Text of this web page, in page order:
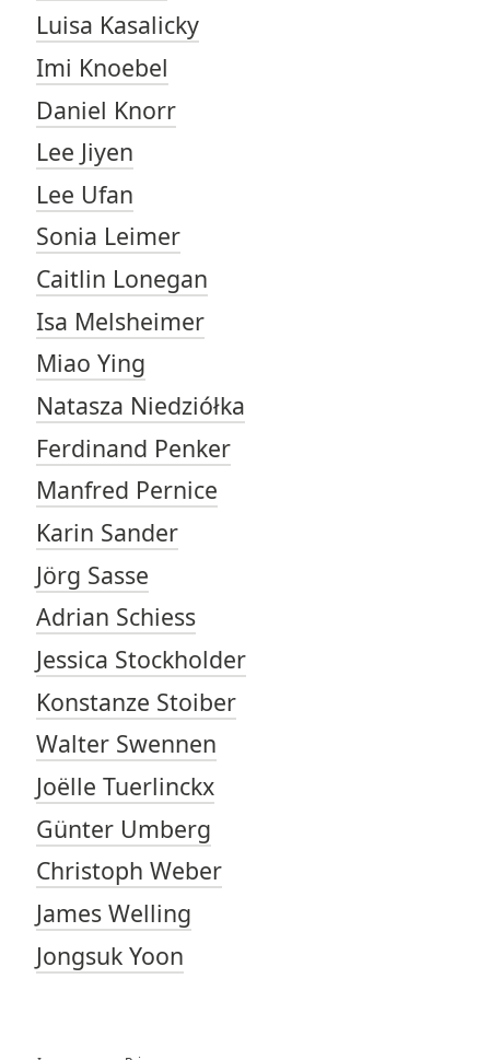
Luisa Kasalicky
Imi Knoebel
Daniel Knorr
Lee Jiyen
Lee Ufan
Sonia Leimer
Caitlin Lonegan
Isa Melsheimer
Miao Ying
Natasza Niedziółka
Ferdinand Penker
Manfred Pernice
Karin Sander
Jörg Sasse
Adrian Schiess
Jessica Stockholder
Konstanze Stoiber
Walter Swennen
Joëlle Tuerlinckx
Günter Umberg
Christoph Weber
James Welling
Jongsuk Yoon